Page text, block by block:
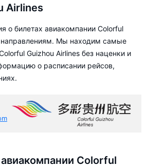
Airlines
о билетах авиакомпании Colorful
направлениям. Мы находим самые
Guizhou Airlines без наценки и
о расписании рейсов,
Colorful